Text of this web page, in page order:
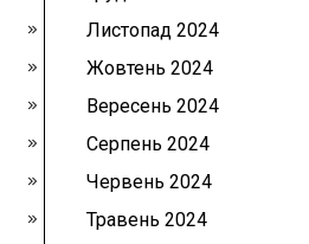
Листопад 2024
Жовтень 2024
Вересень 2024
Серпень 2024
Червень 2024
Травень 2024